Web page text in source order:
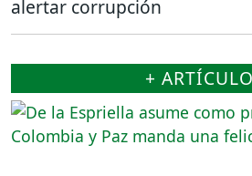
alertar corrupción
+